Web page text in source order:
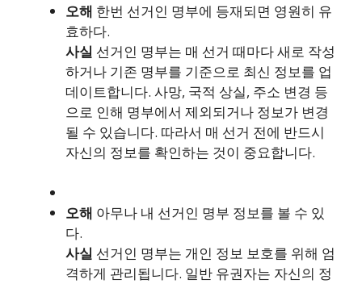
오해 한번 선거인 명부에 등재되면 영원히 유
효하다.
사실 선거인 명부는 매 선거 때마다 새로 작성
하거나 기존 명부를 기준으로 최신 정보를 업
데이트합니다. 사망, 국적 상실, 주소 변경 등
으로 인해 명부에서 제외되거나 정보가 변경
될 수 있습니다. 따라서 매 선거 전에 반드시
자신의 정보를 확인하는 것이 중요합니다.
오해 아무나 내 선거인 명부 정보를 볼 수 있
다.
사실 선거인 명부는 개인 정보 보호를 위해 엄
격하게 관리됩니다. 일반 유권자는 자신의 정